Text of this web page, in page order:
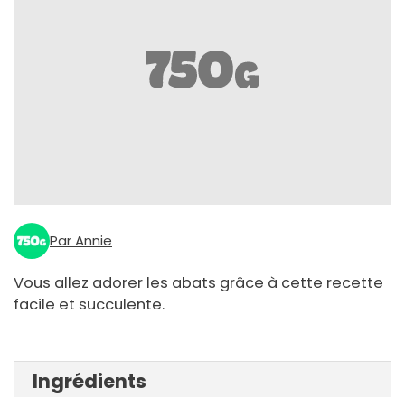
Par Annie
Vous allez adorer les abats grâce à cette recette
facile et succulente.
Ingrédients